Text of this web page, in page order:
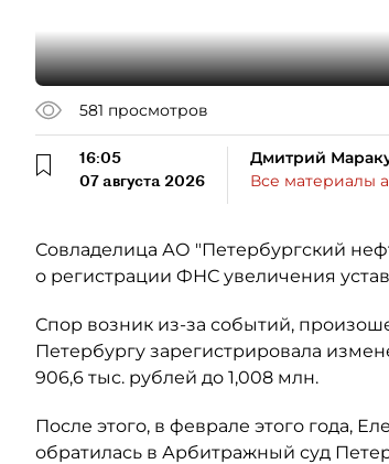
581 просмотров
16:05
07 августа 2026
Дмитрий
Все материалы
Совладелица АО "Петербургский
о регистрации ФНС увеличения
Спор возник из-за событий,
Петербургу зарегистрировала
906,6 тыс. рублей до 1,008 млн.
После этого, в феврале этого года,
обратилась в Арбитражный суд